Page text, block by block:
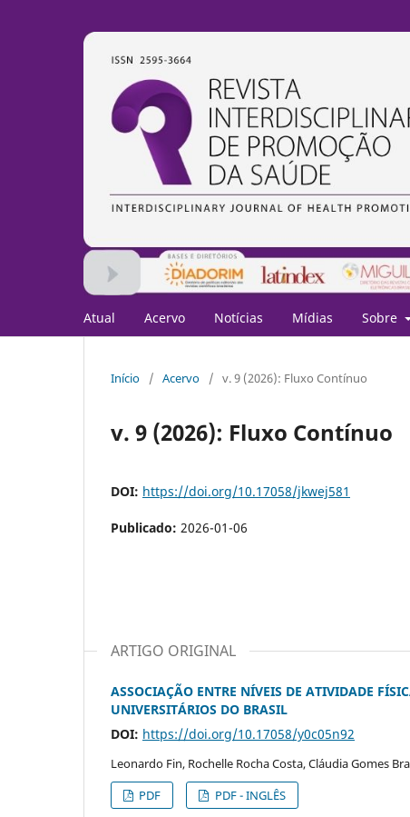
Atual Acervo Notícias Mídias Sobre
Início / Acervo / v. 9 (2026): Fluxo Contínuo
v. 9 (2026): Fluxo Contínuo
DOI: https://doi.org/10.17058/jkwej581
Publicado: 2026-01-06
ARTIGO ORIGINAL
ASSOCIAÇÃO ENTRE NÍVEIS DE ATIVIDADE
UNIVERSITÁRIOS DO BRASIL
DOI: https://doi.org/10.17058/y0c05n92
Leonardo Fin, Rochelle Rocha Costa, Cláudia Gomes
PDF
PDF - INGLÊS